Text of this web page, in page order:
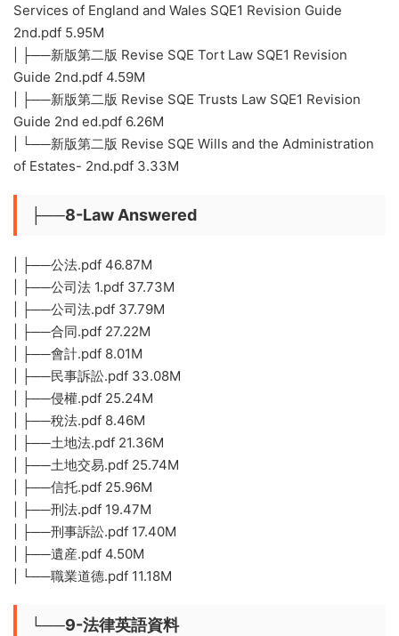
Services of England and Wales SQE1 Revision Guide
2nd.pdf 5.95M
| ├──新版第二版 Revise SQE Tort Law SQE1 Revision
Guide 2nd.pdf 4.59M
| ├──新版第二版 Revise SQE Trusts Law SQE1 Revision
Guide 2nd ed.pdf 6.26M
| └──新版第二版 Revise SQE Wills and the Administration
of Estates- 2nd.pdf 3.33M
├──8-Law Answered
| ├──公法.pdf 46.87M
| ├──公司法 1.pdf 37.73M
| ├──公司法.pdf 37.79M
| ├──合同.pdf 27.22M
| ├──會計.pdf 8.01M
| ├──民事訴訟.pdf 33.08M
| ├──侵權.pdf 25.24M
| ├──稅法.pdf 8.46M
| ├──土地法.pdf 21.36M
| ├──土地交易.pdf 25.74M
| ├──信托.pdf 25.96M
| ├──刑法.pdf 19.47M
| ├──刑事訴訟.pdf 17.40M
| ├──遺産.pdf 4.50M
| └──職業道德.pdf 11.18M
└──9-法律英語資料